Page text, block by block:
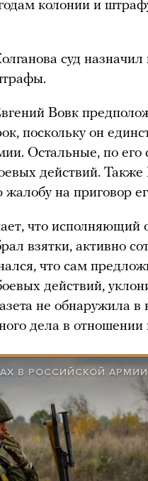
колонии и
суд
Вовк
поскольку он
Остальные, по его
действий.
жалобу на приговор
что исполняющий
взятки, активно
что сам
действий,
не обнаружила в
дела в
В РОССИЙСКОЙ АРМИИ